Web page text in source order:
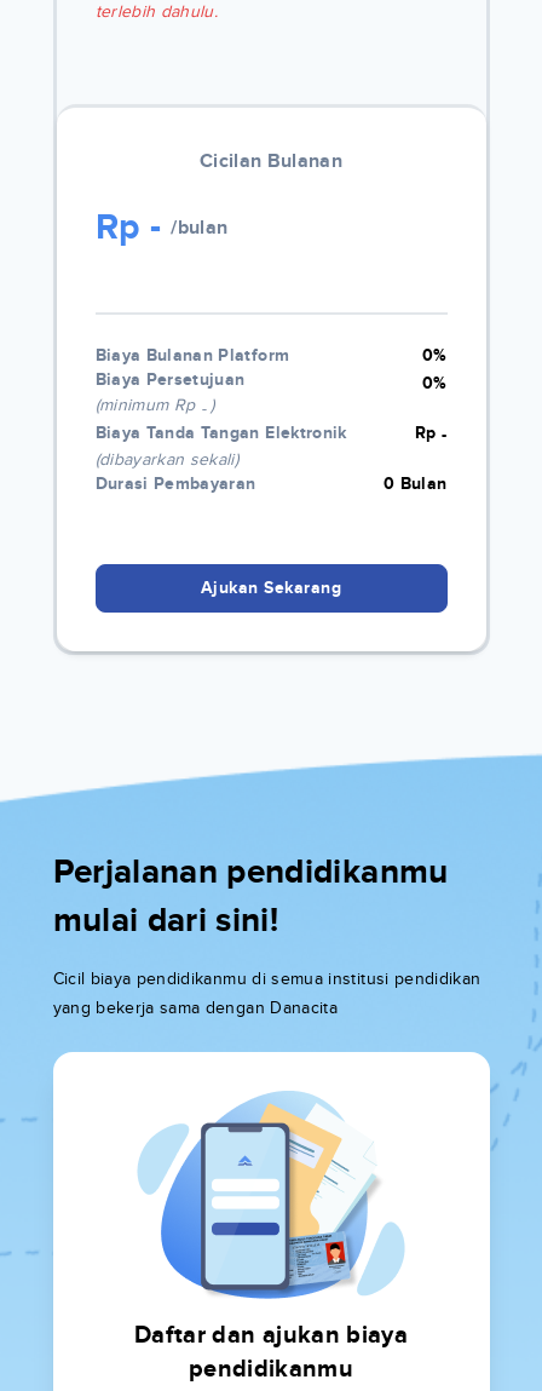
terlebih dahulu.
Cicilan Bulanan
Rp - /bulan
Biaya Bulanan Platform
0%
Biaya Persetujuan
(minimum Rp -)
0%
Biaya Tanda Tangan Elektronik
(dibayarkan sekali)
Rp-
Durasi Pembayaran 0 Bulan
Ajukan Sekarang
Perjalanan pendidikanmu
mulai dari sini!
Cicil biaya pendidikanmu di semua institusi pendidikan
yang bekerja sama dengan Danacita
Daftar dan ajukan biaya
pendidikanmu